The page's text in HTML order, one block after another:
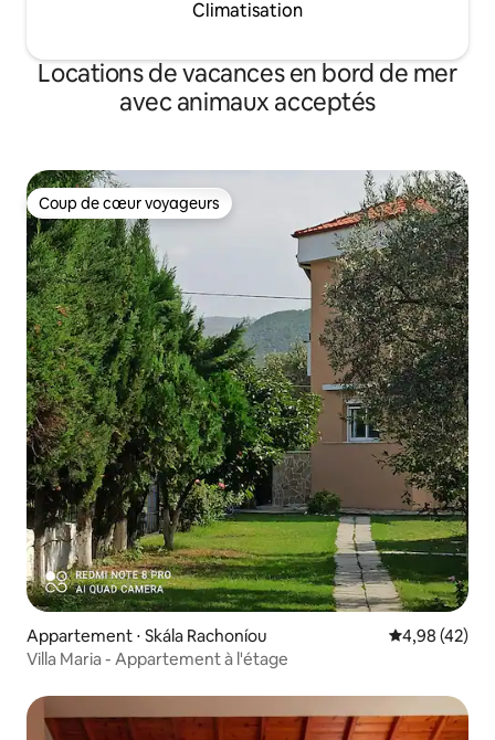
Climatisation
Locations de vacances en bord de mer
avec animaux acceptés
Coup de cœur voyageurs
Coup de cœur voyageurs
Appartement ⋅ Skála Rachoníou Évaluation
4,98 (42)
Villa Maria - Appartement à l'étage